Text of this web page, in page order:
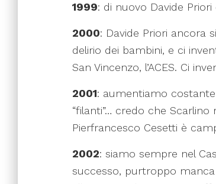
1999: di nuovo Davide
2000: Davide Priori ancora
delirio dei bambini, e ci
San Vincenzo, l’ACES. Ci
2001: aumentiamo
“filanti”… credo che
Pierfrancesco Cesetti è
2002: siamo sempre nel
successo, purtroppo